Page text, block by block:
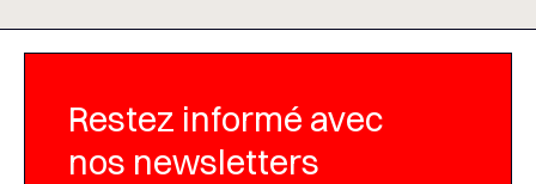
Restez informé avec
nos newsletters